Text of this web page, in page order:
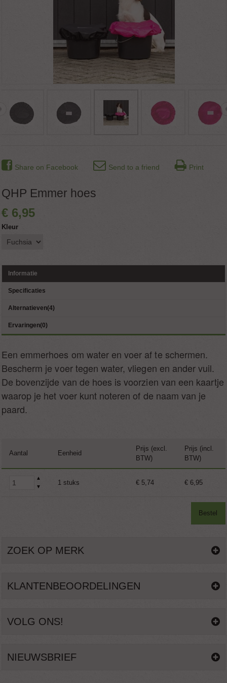
Share on Facebook Send to a friend Print
QHP Emmer hoes
€ 6,95
Kleur
Informatie
Specificaties
Alternatieven(4)
Ervaringen(0)
Een emmerhoes om water en voer af te schermen.
Bescherm je voer tegen water, vliegen en ander vuil.
De bovenzijde van de hoes is voorzien van een kaartje
waarop je het voer kunt noteren of de naam van je
paard.
Aantal Eenheid
Prijs (excl.
BTW)
Prijs (incl.
BTW)
▲
▼
1 stuks € 5,74 € 6,95
Bestel
ZOEK OP MERK
KLANTENBEOORDELINGEN
VOLG ONS!
NIEUWSBRIEF